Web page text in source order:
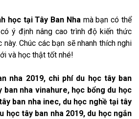
học tại Tây Ban Nhamà bạn có thể
ý định nâng cao trình độ kiến thức
Chúc các bạn sẽ nhanh thích nghi
và học thật tốt nhé!
nha 2019, chi phí du học tây ban
ban nha vinahure, học bổng du học
ban nha inec, du học nghề tại tây
học tây ban nha 2019, du học ngắn